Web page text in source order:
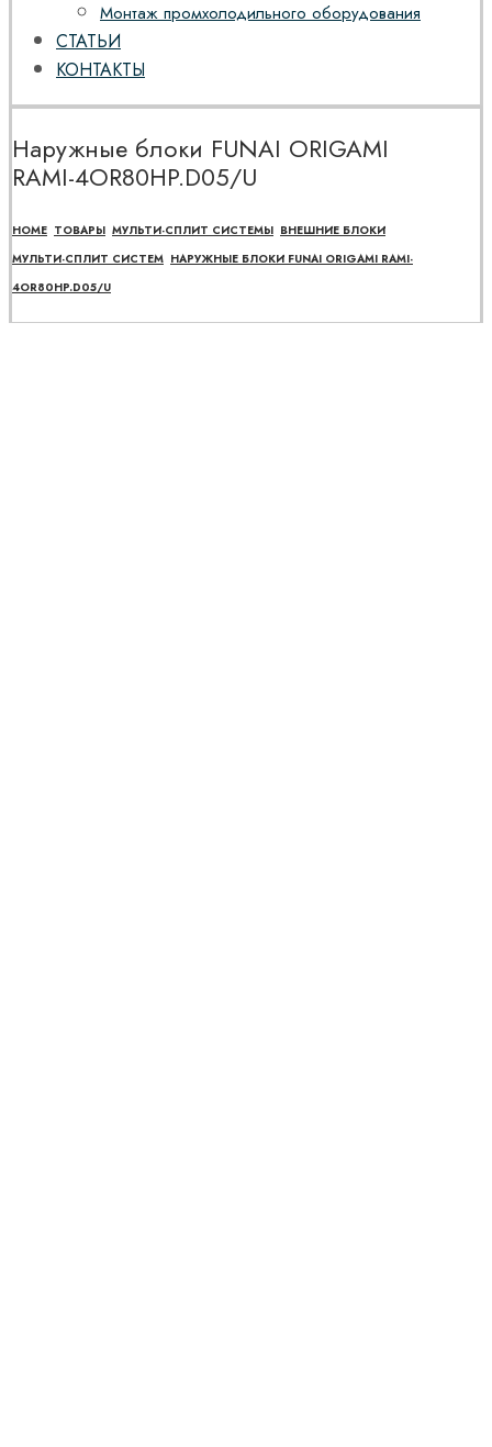
Монтаж промхолодильного оборудования
СТАТЬИ
КОНТАКТЫ
Наружные блоки FUNAI ORIGAMI
RAMI-4OR80HP.D05/U
HOME ТОВАРЫ МУЛЬТИ-СПЛИТ СИСТЕМЫ ВНЕШНИЕ БЛОКИ
МУЛЬТИ-СПЛИТ СИСТЕМ НАРУЖНЫЕ БЛОКИ FUNAI ORIGAMI RAMI-
4OR80HP.D05/U